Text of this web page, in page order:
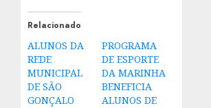
Relacionado
ALUNOS DA
REDE
MUNICIPAL
DE SÃO
GONÇALO
PROGRAMA
DE ESPORTE
DA MARINHA
BENEFICIA
ALUNOS DE